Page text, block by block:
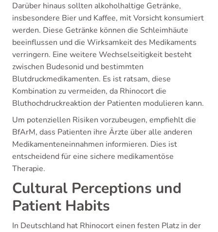
Darüber hinaus sollten alkoholhaltige Getränke,
insbesondere Bier und Kaffee, mit Vorsicht konsumiert
werden. Diese Getränke können die Schleimhäute
beeinflussen und die Wirksamkeit des Medikaments
verringern. Eine weitere Wechselseitigkeit besteht
zwischen Budesonid und bestimmten
Blutdruckmedikamenten. Es ist ratsam, diese
Kombination zu vermeiden, da Rhinocort die
Bluthochdruckreaktion der Patienten modulieren kann.
Um potenziellen Risiken vorzubeugen, empfiehlt die
BfArM, dass Patienten ihre Ärzte über alle anderen
Medikamenteneinnahmen informieren. Dies ist
entscheidend für eine sichere medikamentöse
Therapie.
Cultural Perceptions und
Patient Habits
In Deutschland hat Rhinocort einen festen Platz in der